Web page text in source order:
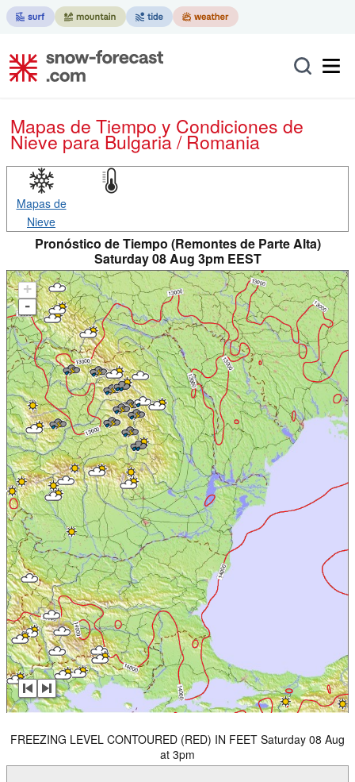
Mapas de Tiempo y Condiciones de
Nievepara Bulgaria / Romania
Mapas de
Nieve
Pronóstico de Tiempo (Remontes de Parte Alta)
Saturday 08 Aug 3pm EEST
+
-
FREEZING LEVEL CONTOURED (RED) IN FEET Saturday 08 Aug
at 3pm